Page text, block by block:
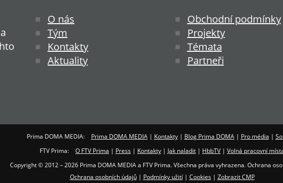
O nás
Tým
Kontakty
Aktuality
Obchodní podmínky
Projekty
Témata
Partneři
Prima DOMA MEDIA: Prima DOMA MEDIA| Kontakty| Blog Prima DOMA| Pro média |
FTV Prima:
O FTV Prima | Press | Kontakty | Jak naladit | HbbTV | Volná pracovní
Copyright © 2012 – 2026 Prima DOMA MEDIA a FTV Prima. Všechna práva vyhrazena. Ochrana
Ochrana osobních údajů| Podmínky užití| Cookies| Zobrazit CMP